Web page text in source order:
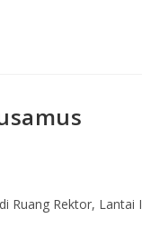
Ruang Rektor, Lantai